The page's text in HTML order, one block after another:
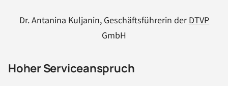
Dr. Antanina Kuljanin, Geschäftsführerin derDTVP
GmbH
Hoher Serviceanspruch